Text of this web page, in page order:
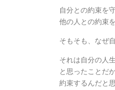
自分との約束を
他の人との約束
そもそも、なぜ
それは自分の人
と思ったことだ
約束するんだと